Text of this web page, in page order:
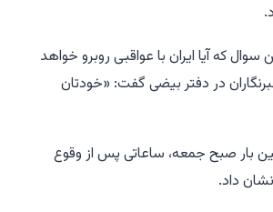
که آیا ایران با عواقبی روبرو خواهد
در دفتر بیضی گفت: «خودتان
بار صبح جمعه، ساعاتی پس از وقوع
داد.